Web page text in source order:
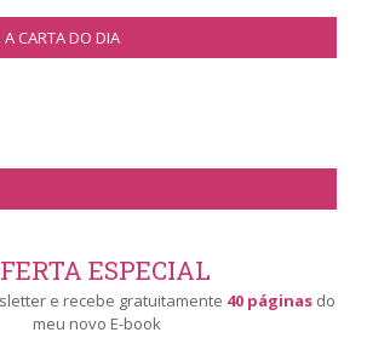
CARTA DO DIA
ESPECIAL
e recebe gratuitamente 40 páginas do
meu novo E-book